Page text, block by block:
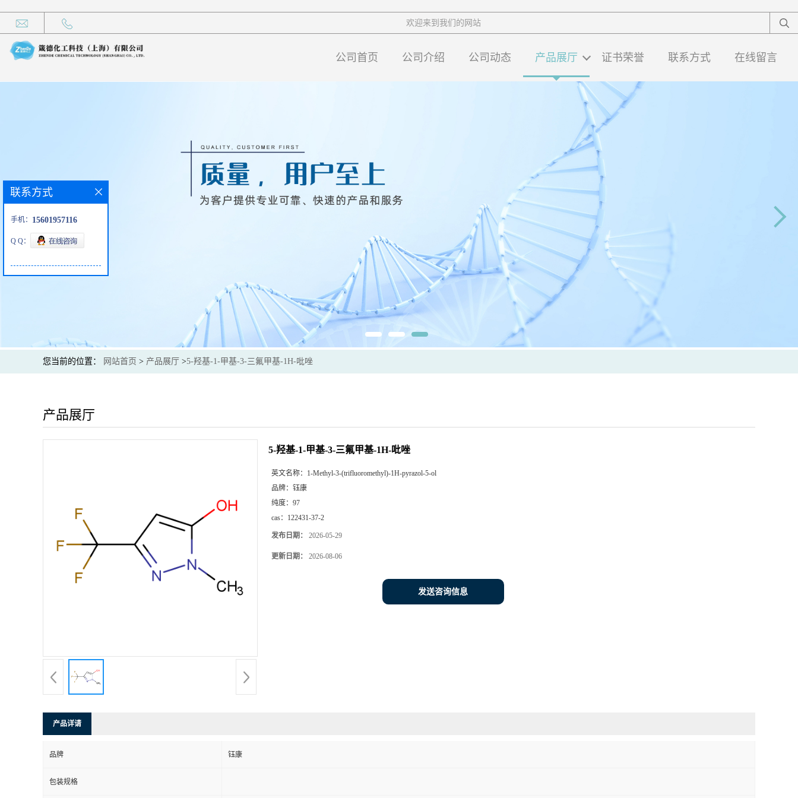
欢迎来到我们的网站
公司首页 公司介绍 公司动态 产品展厅 证书荣誉 联系方式 在线留言
您当前的位置： 网站首页 > 产品展厅 >5-羟基-1-甲基-3-三氟甲基-1H-吡唑
产品展厅
5-羟基-1-甲基-3-三氟甲基-1H-吡唑
英文名称： 1-Methyl-3-(trifluoromethyl)-1H-pyrazol-5-ol
品牌： 钰康
纯度： 97
cas： 122431-37-2
发布日期： 2026-05-29
更新日期： 2026-08-06
发送咨询信息
产品详请
品牌 钰康
包装规格
联系方式
手机： 15601957116
Q Q：